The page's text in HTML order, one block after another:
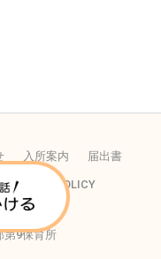
入所案内 届出書
PRIVACY POLICY
第9保育所